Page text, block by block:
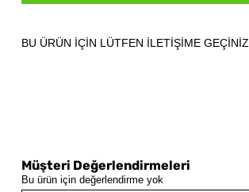
BU ÜRÜN İÇİN LÜTFEN İLETİŞİME GEÇİNİZ
Müşteri Değerlendirmeleri
Bu ürün için değerlendirme yok